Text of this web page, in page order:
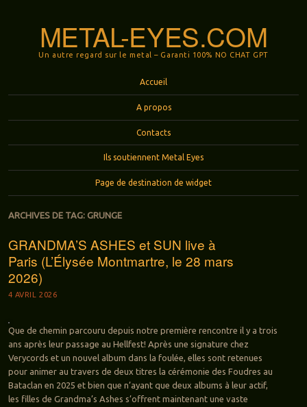
METAL-EYES.COM
Un autre regard sur le metal – Garanti 100% NO CHAT GPT
Accueil
A propos
Contacts
Ils soutiennent Metal Eyes
Page de destination de widget
ARCHIVES DE TAG: GRUNGE
GRANDMA’S ASHES et SUN live à
Paris (L’Élysée Montmartre, le 28 mars
2026)
4 AVRIL 2026
Que de chemin parcouru depuis notre première rencontre il y a trois
ans après leur passage au Hellfest! Après une signature chez
Verycords et un nouvel album dans la foulée, elles sont retenues
pour animer au travers de deux titres la cérémonie des Foudres au
Bataclan en 2025 et bien que n’ayant que deux albums à leur actif,
les filles de Grandma’s Ashes s’offrent maintenant une vaste